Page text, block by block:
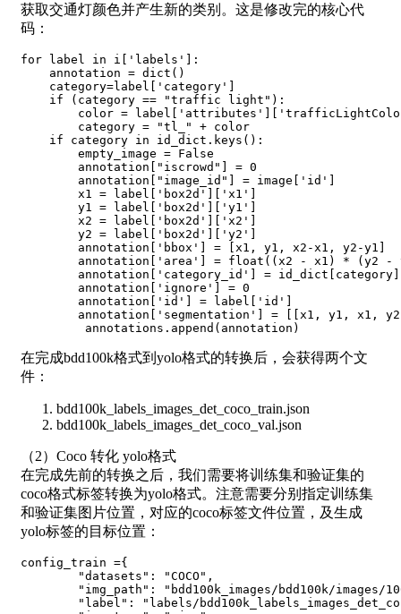
获取交通灯颜色并产生新的类别。这是修改完的核心代
码：
for label in i 'labels'
:
    annotation
= dict ( )
    category
=label 'category'
if
( category == "traffic light" ) :
        color
= label 'attributes'
        category
= "tl_" + color
if category in id_dict . keys ( ) :
        empty_image
= False
        annotation
"iscrowd" = 0
        annotation
"image_id" = image 'id'
        x1
= label 'box2d' 'x1'
        y1
= label 'box2d' 'y1'
        x2
= label 'box2d' 'x2'
        y2
= label 'box2d' 'y2'
        annotation
'bbox' = x1 , y1 , x2 -x1 , y2 -y1
        annotation
'area' = float ( ( x2 - x1 ) * ( y2 -
        annotation
'category_id' = id_dict category
        annotation
'ignore' = 0
        annotation
'id' = label 'id'
        annotation
'segmentation' = x1 , y1 , x1 , y2
         annotations
. append ( annotation )
在完成bdd100k格式到yolo格式的转换后，会获得两个文
件：
bdd100k_labels_images_det_coco_train.json
bdd100k_labels_images_det_coco_val.json
（2）Coco 转化 yolo格式
在完成先前的转换之后，我们需要将训练集和验证集的
coco格式标签转换为yolo格式。注意需要分别指定训练集
和验证集图片位置，对应的coco标签文件位置，及生成
yolo标签的目标位置：
config_train ={
"datasets" : "COCO" ,
"img_path" :
"bdd100k_images/bdd100k/images/
"label" :
"labels/